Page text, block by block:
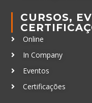
CURSOS,
Online
In Company
Eventos
Certificações